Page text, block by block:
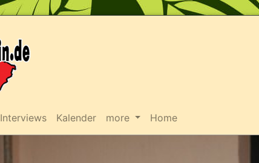
Interviews Kalender more Home